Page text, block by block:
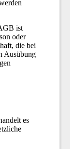
ist
oder
die bei
Ausübung
es